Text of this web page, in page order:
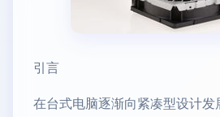
引言
在台式电脑逐渐向紧凑型设计